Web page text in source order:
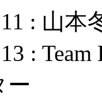
: 山本
:
ー